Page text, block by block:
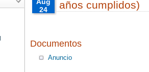
24
Tue
Aug 24
CEST
años cumplidos)
Documentos
Anuncio